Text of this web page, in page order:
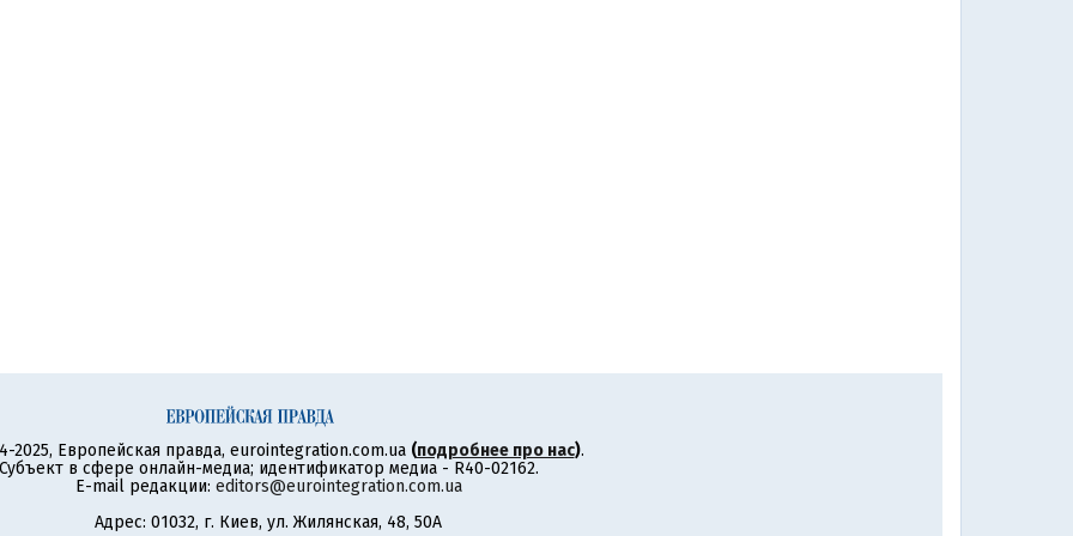
2025, Европейская правда, eurointegration.com.ua (подробнее про нас).
Субъект в сфере онлайн-медиа; идентификатор медиа - R40-02162.
E-mail редакции: editors@eurointegration.com.ua
Адрес: 01032, г. Киев, ул. Жилянская, 48, 50А